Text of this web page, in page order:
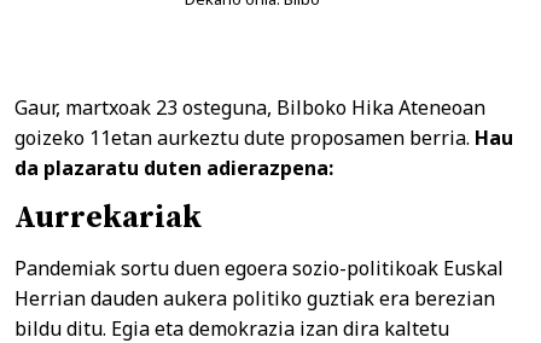
Gaur, martxoak 23 osteguna, Bilboko Hika Ateneoan
goizeko 11etan aurkeztu dute proposamen berria. Hau
da plazaratu duten adierazpena:
Aurrekariak
Pandemiak sortu duen egoera sozio-politikoak Euskal
Herrian dauden aukera politiko guztiak era berezian
bildu ditu. Egia eta demokrazia izan dira kaltetu